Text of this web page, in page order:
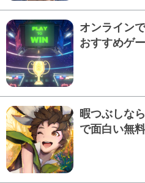
オンライン
おすすめゲ
暇つぶしな
で面白い無